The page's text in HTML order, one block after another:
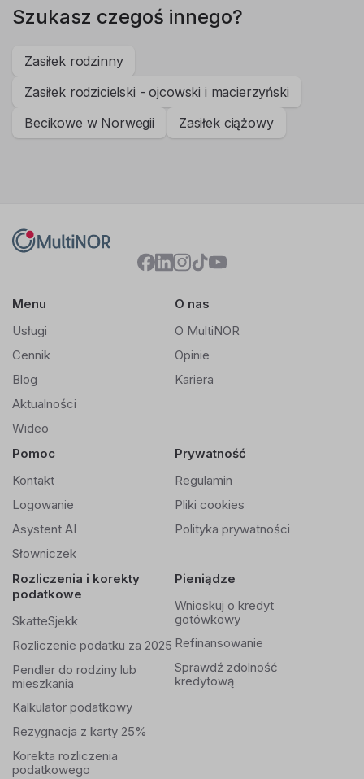
Szukasz czegoś innego?
Zasiłek rodzinny
Zasiłek rodzicielski - ojcowski i macierzyński
Becikowe w Norwegii
Zasiłek ciążowy
Menu
Usługi
Cennik
Blog
Aktualności
Wideo
O nas
O MultiNOR
Opinie
Kariera
Pomoc
Kontakt
Logowanie
Asystent AI
Słowniczek
Prywatność
Regulamin
Pliki cookies
Polityka prywatności
Rozliczenia i korekty
podatkowe
SkatteSjekk
Rozliczenie podatku za 2025
Pendler do rodziny lub
mieszkania
Kalkulator podatkowy
Rezygnacja z karty 25%
Korekta rozliczenia
podatkowego
Pieniądze
Wnioskuj o kredyt
gotówkowy
Refinansowanie
Sprawdź zdolność
kredytową